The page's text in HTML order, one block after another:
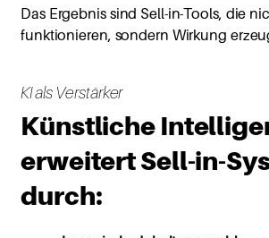
Das Ergebnis sind Sell-in-Tools, die
funktionieren, sondern Wirkung
KI als Verstärker
Künstliche
erweitert Sell-in-
durch: